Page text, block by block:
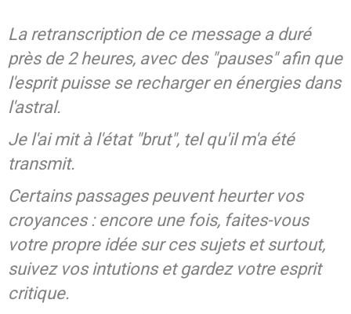
SPIRITISME - MESSAGES
La retranscription de ce message a duré
près de 2 heures, avec des "pauses" afin que
l'esprit puisse se recharger en énergies dans
l'astral.
Je l'ai mit à l'état "brut", tel qu'il m'a été
transmit.
Certains passages peuvent heurter vos
croyances : encore une fois, faites-vous
votre propre idée sur ces sujets et surtout,
suivez vos intutions et gardez votre esprit
critique.